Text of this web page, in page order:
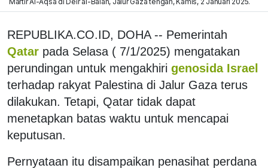
REPUBLIKA.CO.ID, DOHA -- Pemerintah
Qatar pada Selasa ( 7/1/2025) mengatakan
perundingan untuk mengakhiri genosida Israel
terhadap rakyat Palestina di Jalur Gaza terus
dilakukan. Tetapi, Qatar tidak dapat
menetapkan batas waktu untuk mencapai
keputusan.
Pernyataan itu disampaikan penasihat perdana